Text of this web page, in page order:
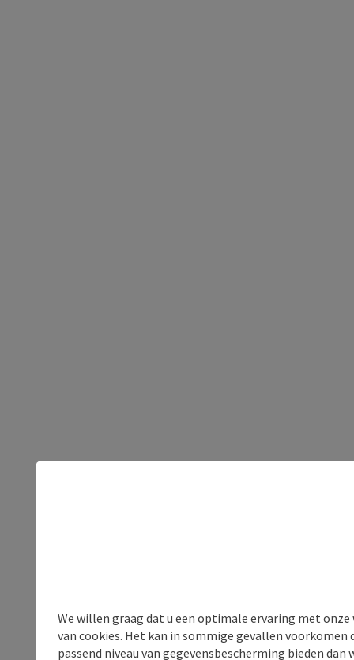
We willen graag dat u een optimale ervaring met
van cookies. Het kan in sommige gevallen voorkomen
passend niveau van gegevensbescherming bieden